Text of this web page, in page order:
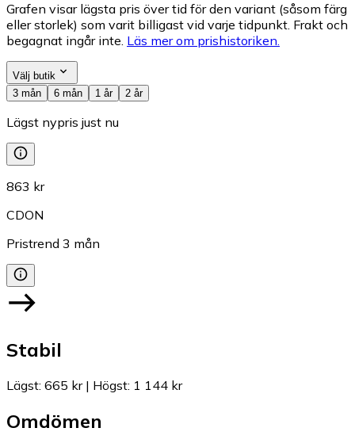
Grafen visar lägsta pris över tid för den variant (såsom färg
eller storlek) som varit billigast vid varje tidpunkt. Frakt och
begagnat ingår inte. Läs mer om prishistoriken.
Välj butik
3 mån
6 mån 1 år 2 år
Lägst nypris just nu
863 kr
CDON
Pristrend 3 mån
Stabil
Lägst: 665 kr| Högst: 1 144 kr
Omdömen